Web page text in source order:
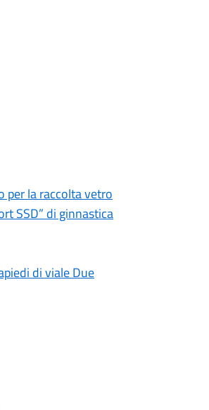
per la raccolta vetro
SSD” di ginnastica
di viale Due